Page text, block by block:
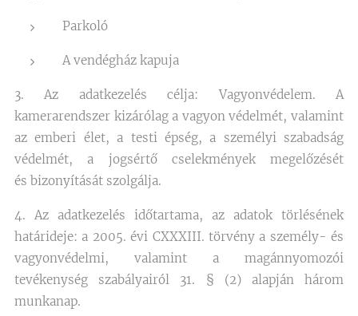
Parkoló
A vendégház kapuja
3. Az adatkezelés célja: Vagyonvédelem. A
kamerarendszer kizárólag a vagyon védelmét, valamint
az emberi élet, a testi épség, a személyi szabadság
védelmét, a jogsértő cselekmények megelőzését
és bizonyítását szolgálja.
4. Az adatkezelés időtartama, az adatok törlésének
határideje: a 2005. évi CXXXIII. törvény a személy- és
vagyonvédelmi, valamint a magánnyomozói
tevékenység szabályairól 31. § (2) alapján három
munkanap.